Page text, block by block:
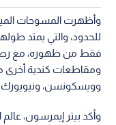
وأظهرت المسوحات
فقط من ظهوره، مع رصد
ومقاطعات كندية أخرى
وويسكونسن، ونيويورك.
وأكد بيتر إيمرسون، عالم